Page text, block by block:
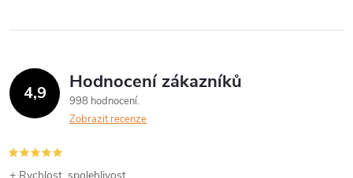
4,9 Hodnocení zákazníků
998 hodnocení
Zobrazit recenze